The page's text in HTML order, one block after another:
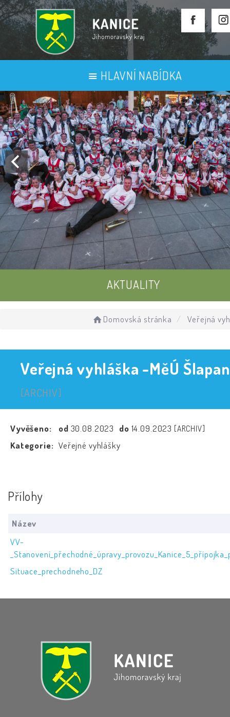
HLAVNÍ NABÍDKA
AKTUALITY
UDÁLOSTI
ÚŘEDNÍ DESKA
Domovská stránka Veřejná
Veřejná vyhláška -MěÚ
[ARCHIV]
Vyvěšeno: od 30.08.2023 do 14.09.2023 [ARCHIV]
Kategorie: Veřejné vyhlášky
Přílohy
Název
VV-
Situace_prechodneho_DZ